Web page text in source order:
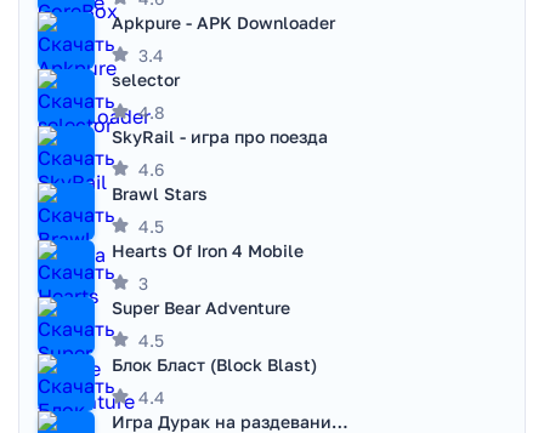
Apkpure - APK Downloader
3.4
selector
4.8
SkyRail - игра про поезда
4.6
Brawl Stars
4.5
Hearts Of Iron 4 Mobile
3
Super Bear Adventure
4.5
Блок Бласт (Block Blast)
4.4
Игра Дурак на раздевание - Правила игры